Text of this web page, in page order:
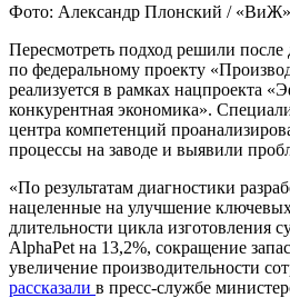
Фото: Александр Плонский / «ВиЖ»
Пересмотреть подход решили после
по федеральному проекту
реализуется в рамках нацпроекта
конкурентная экономика».
центра компетенций
процессы на заводе и выявили
«По результатам диагностики
нацеленные на улучшение
длительности цикла изготовления
AlphaPet на 13,2%, сокращение
увеличение производительности
рассказали в пресс-службе